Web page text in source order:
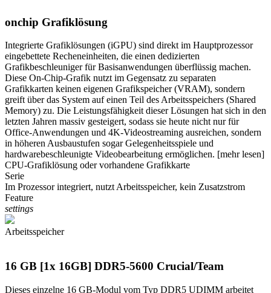
onchip Grafiklösung
Integrierte Grafiklösungen (iGPU) sind direkt im Hauptprozessor
eingebettete Recheneinheiten, die einen dedizierten
Grafikbeschleuniger für Basisanwendungen überflüssig machen.
Diese On-Chip-Grafik nutzt im Gegensatz zu separaten
Grafikkarten keinen eigenen Grafikspeicher (VRAM), sondern
greift über das System auf einen Teil des Arbeitsspeichers (Shared
Memory) zu. Die Leistungsfähigkeit dieser Lösungen hat sich in den
letzten Jahren massiv gesteigert, sodass sie heute nicht nur für
Office-Anwendungen und 4K-Videostreaming ausreichen, sondern
in höheren Ausbaustufen sogar Gelegenheitsspiele und
hardwarebeschleunigte Videobearbeitung ermöglichen. [mehr lesen]
CPU-Grafiklösung oder vorhandene Grafikkarte
Serie
Im Prozessor integriert, nutzt Arbeitsspeicher, kein Zusatzstrom
Feature
settings
Arbeitsspeicher
16 GB [1x 16GB] DDR5-5600 Crucial/Team
Dieses einzelne 16 GB-Modul vom Typ DDR5 UDIMM arbeitet